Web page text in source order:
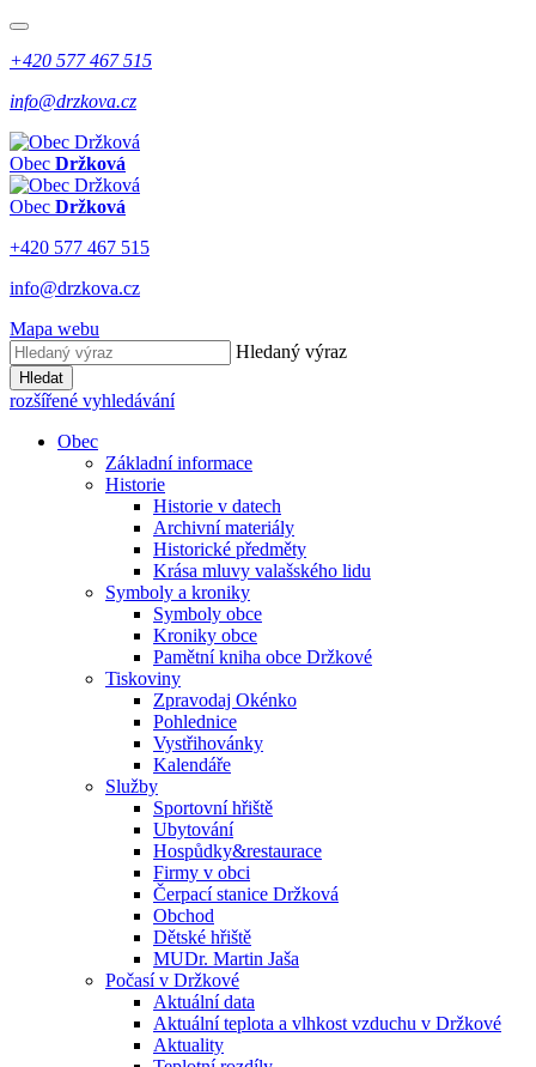
+420 577 467 515
info@drzkova.cz
Obec Držková
Obec Držková
+420 577 467 515
info@drzkova.cz
Mapa webu
Hledaný výraz
Hledat
rozšířené vyhledávání
Obec
Základní informace
Historie
Historie v datech
Archivní materiály
Historické předměty
Krása mluvy valašského lidu
Symboly a kroniky
Symboly obce
Kroniky obce
Pamětní kniha obce Držkové
Tiskoviny
Zpravodaj Okénko
Pohlednice
Vystřihovánky
Kalendáře
Služby
Sportovní hřiště
Ubytování
Hospůdky&restaurace
Firmy v obci
Čerpací stanice Držková
Obchod
Dětské hřiště
MUDr. Martin Jaša
Počasí v Držkové
Aktuální data
Aktuální teplota a vlhkost vzduchu v Držkové
Aktuality